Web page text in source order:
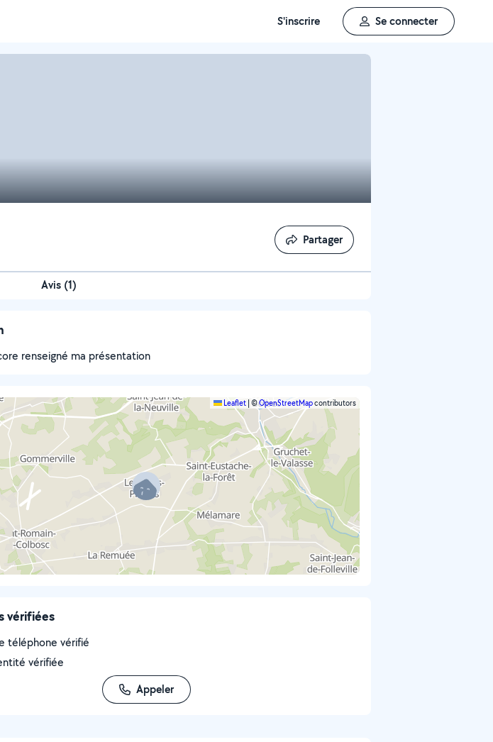
S'inscrire Se connecter
Partager
Partager
Avis (1)
renseigné ma présentation
Leaflet ©OpenStreetMapcontributors
vérifiées
téléphone vérifié
vérifiée
Appeler